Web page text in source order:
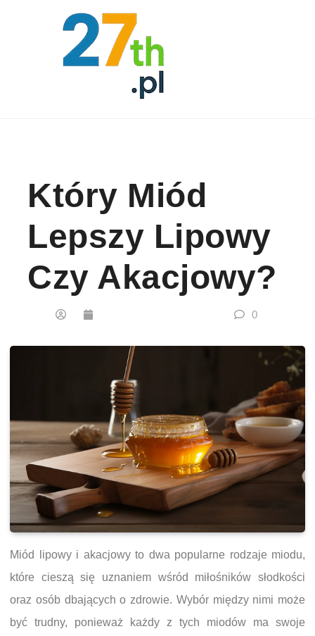
Który Miód
Lepszy Lipowy
Czy Akacjowy?
0
Miód lipowy i akacjowy to dwa popularne rodzaje miodu,
które cieszą się uznaniem wśród miłośników słodkości
oraz osób dbających o zdrowie. Wybór między nimi może
być trudny, ponieważ każdy z tych miodów ma swoje